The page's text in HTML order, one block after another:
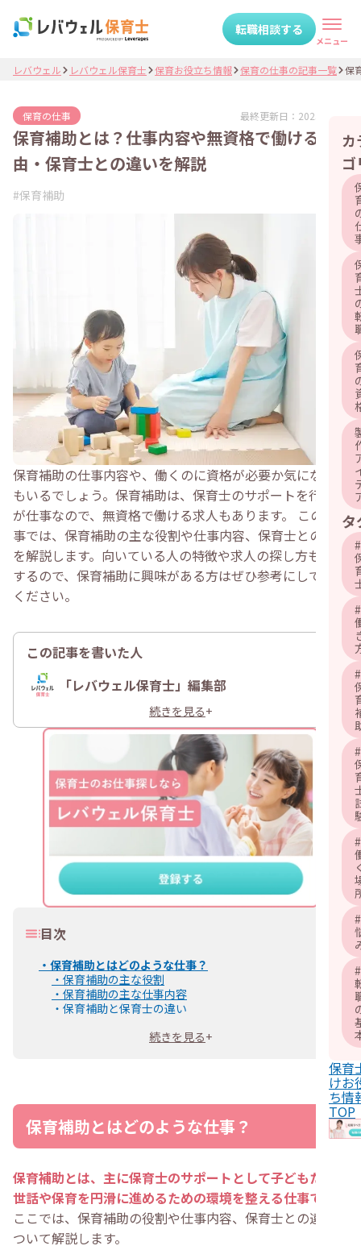
転職相談する
メニュー
カ
ゴ
タ
#
#
#
#
#
#
#
保育
けお
ち情
TOP
レバウェル レバウェル保育士 保育お役立ち情報 保育の仕事の記事一覧 保
保育の仕事 最終更新日： 2025.06.02
保育補助とは？仕事内容や無資格で働ける理
由・保育士との違いを解説
#保育補助
保育補助の仕事内容や、働くのに資格が必要か気になる方
もいるでしょう。保育補助は、保育士のサポートを行うの
が仕事なので、無資格で働ける求人もあります。 この記
事では、保育補助の主な役割や仕事内容、保育士との違い
を解説します。向いている人の特徴や求人の探し方も紹介
するので、保育補助に興味がある方はぜひ参考にしてみて
ください。
この記事を書いた人
「レバウェル保育士」編集部
続きを見る+
目次
・ 保育補助とはどのような仕事？
・ 保育補助の主な役割
・ 保育補助の主な仕事内容
・ 保育補助と保育士の違い
保育補助の雇用形態・給与
・保育補助に向いている人の特徴
・子どもと関わるのが好きな人
・ライフスタイルに合わせて働きたい人
・
保育士を目指している人
・体力に自信がある人
・保育補助に向いていない可能性がある人の特徴
・人と接するのが苦手な人
・マルチタスクが苦手な人
・体力に不安がある人
続きを見る+
保育補助とはどのような仕事？
保育補助とは、主に保育士のサポートとして子どもたちの
世話や保育を円滑に進めるための環境を整える仕事です
ここでは、保育補助の役割や仕事内容、保育士との違いに
ついて解説します。